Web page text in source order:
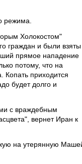
режима.
Холокостом"
граждан и были
прямое нападение
потому, что на
Копать приходится
будет долго и
с враждебным
вернет Иран к
на утерянную